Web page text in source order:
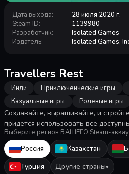
Дата выхода:
28 июля 2020 г.
Steam ID:
1139980
Разработчик:
Isolated Games
Издатель: Isolated Games,
Travellers Rest
Инди Приключенческие игры
Казуальные игры
Ролевые игры
Создавайте, выращивайте, и
придётся использовать все
стать лучшим трактирщиком в
уникальные блюда и напитки, чтобы
клиентов, открывая для себя мир и
Выберите регион ВАШЕГО Steam-
Россия Казахстан
Турция
Другие страны▾